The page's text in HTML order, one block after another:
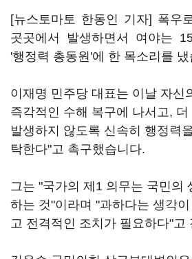
[뉴스토마토 한동인 기자] 폭우
곳곳에서 발생하면서 여야는
'행정력 총동원'에 한 목소리를 냈
이재명 민주당 대표는 이날 자신
즉각적인 수해 복구에 나서고,
발생하지 않도록 신속히 행정력
탁한다"고 촉구했습니다.
그는 "국가의 제1 의무는 국민의
하는 것"이라며 "과하다는 생각
고 전격적인 조치가 필요하다"고